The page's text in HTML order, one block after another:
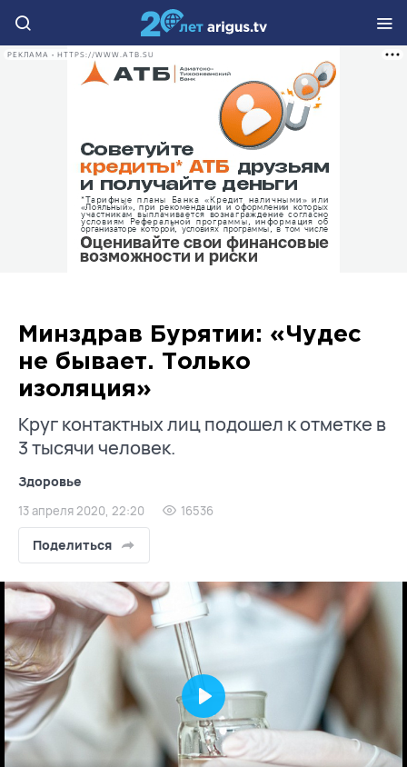
РЕКЛАМА • HTTPS://WWW.ATB.SU
Минздрав Бурятии: «Чудес
не бывает. Только
изоляция»
Круг контактных лиц подошел к отметке в
3 тысячи человек.
Здоровье
13 апреля 2020, 22:20 16536
Поделиться
Play